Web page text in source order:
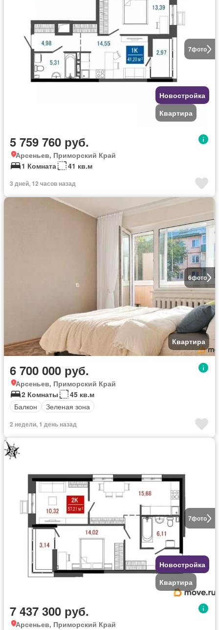
7фото
Новостройка
Квартира
5 759 760 руб.
Арсеньев, Приморский Край
1 Комната
41 кв.м
3 дней, 12 часов назад
6фото
Квартира
6 700 000 руб.
Арсеньев, Приморский Край
2 Комнаты
45 кв.м
Балкон
Зеленая зона
2 недели, 1 день назад
7фото
Новостройка
Квартира
7 437 300 руб.
Арсеньев, Приморский Край